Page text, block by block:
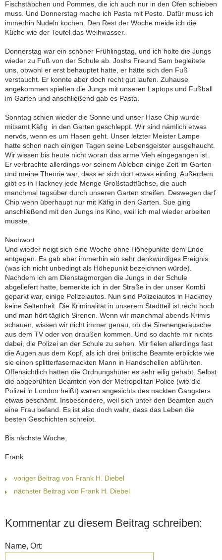
Fischstäbchen und Pommes, die ich auch nur in den Ofen schieben
muss. Und Donnerstag mache ich Pasta mit Pesto. Dafür muss ich
immerhin Nudeln kochen. Den Rest der Woche meide ich die
Küche wie der Teufel das Weihwasser.
Donnerstag war ein schöner Frühlingstag, und ich holte die Jungs
wieder zu Fuß von der Schule ab. Joshs Freund Sam begleitete
uns, obwohl er erst behauptet hatte, er hätte sich den Fuß
verstaucht. Er konnte aber doch recht gut laufen. Zuhause
angekommen spielten die Jungs mit unseren Laptops und Fußball
im Garten und anschließend gab es Pasta.
Sonntag schien wieder die Sonne und unser Hase Chip wurde 
mitsamt Käfig  in den Garten geschleppt. Wir sind nämlich etwas
nervös, wenn es um Hasen geht. Unser letzter Meister Lampe
hatte schon nach einigen Tagen seine Lebensgeister ausgehaucht.
Wir wissen bis heute nicht woran das arme Vieh eingegangen ist.
Er verbrachte allerdings vor seinem Ableben einige Zeit im Garten
und meine Theorie war, dass er sich dort etwas einfing. Außerdem
gibt es in Hackney jede Menge Großstadtfüchse, die auch
manchmal tagsüber durch unseren Garten streifen. Deswegen darf
Chip wenn überhaupt nur mit Käfig in den Garten. Sue ging
anschließend mit den Jungs ins Kino, weil ich mal wieder arbeiten
musste.
Nachwort
Und wieder neigt sich eine Woche ohne Höhepunkte dem Ende
entgegen. Es gab aber immerhin ein sehr denkwürdiges Ereignis
(was ich nicht unbedingt als Höhepunkt bezeichnen würde).
Nachdem ich am Dienstagmorgen die Jungs in der Schule
abgeliefert hatte, bemerkte ich in der Straße in der unser Kombi
geparkt war, einige Polizeiautos. Nun sind Polizeiautos in Hackney
keine Seltenheit. Die Kriminalität in unserem Stadtteil ist recht hoch
und man hört täglich Sirenen. Wenn wir manchmal abends Krimis
schauen, wissen wir nicht immer genau, ob die Sirenengeräusche
aus dem TV oder von draußen kommen. Und so dachte mir nichts
dabei, die Polizei an der Schule zu sehen. Mir fielen allerdings fast
die Augen aus dem Kopf, als ich drei britische Beamte erblickte wie
sie einen splitterfasernackten Mann in Handschellen abführten.
Offensichtlich hatten die Ordnungshüter es sehr eilig gehabt. Selbst
die abgebrühten Beamten von der Metropolitan Police (wie die
Polizei in London heißt) waren angesichts des nackten Gangsters
etwas beschämt. Insbesondere, weil sich unter den Beamten auch
eine Frau befand. Es ist also doch wahr, dass das Leben die
besten Geschichten schreibt.
Bis nächste Woche,
Frank
voriger Beitrag von Frank H. Diebel
nächster Beitrag von Frank H. Diebel
Kommentar zu diesem Beitrag schreiben:
Name, Ort: